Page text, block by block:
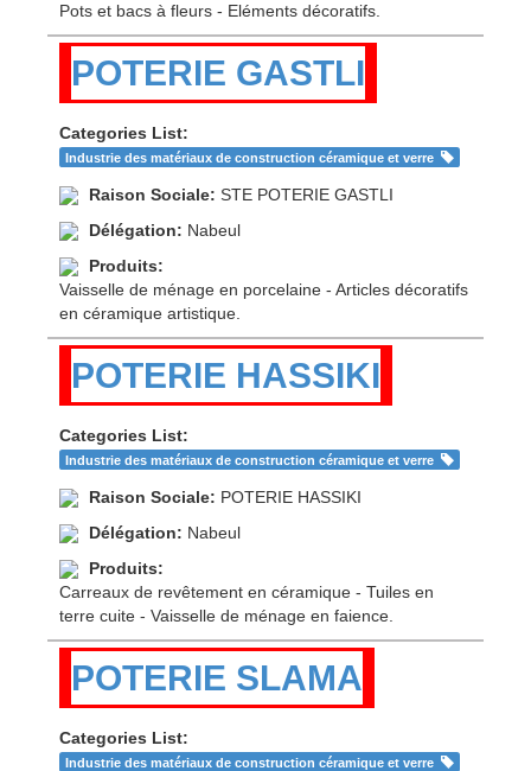
Pots et bacs à fleurs - Eléments décoratifs.
POTERIE GASTLI
Categories List:
Industrie des matériaux de construction céramique et verre
Raison Sociale: STE POTERIE GASTLI
Délégation: Nabeul
Produits:
Vaisselle de ménage en porcelaine - Articles décoratifs
en céramique artistique.
POTERIE HASSIKI
Categories List:
Industrie des matériaux de construction céramique et verre
Raison Sociale: POTERIE HASSIKI
Délégation: Nabeul
Produits:
Carreaux de revêtement en céramique - Tuiles en
terre cuite - Vaisselle de ménage en faience.
POTERIE SLAMA
Categories List:
Industrie des matériaux de construction céramique et verre